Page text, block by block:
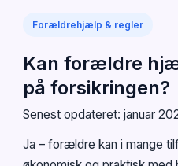
Forældrehjælp & regler
Kan forældre
på forsikringen?
Senest opdateret: januar
Ja – forældre kan i mange